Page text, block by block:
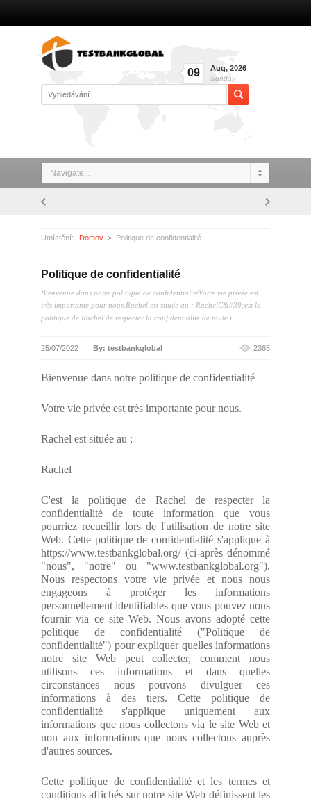
09 Aug, 2026
Sunday
Navigate...
Umístění: Domov Politique de confidentialité
Politique de confidentialité
Bienvenue dans notre politique de confidentialitéVotre vie privée est
très importante pour nous.Rachel est située au : RachelC&#39;est la
politique de Rachel de respecter la confidentialité de toute i...
25/07/2022 By: testbankglobal 2365
Bienvenue dans notre politique de confidentialité
Votre vie privée est très importante pour nous.
Rachel est située au :
Rachel
C'est la politique de Rachel de respecter la
confidentialité de toute information que vous
pourriez recueillir lors de l'utilisation de notre site
Web. Cette politique de confidentialité s'applique à
https://www.testbankglobal.org/ (ci-après dénommé
"nous", "notre" ou "www.testbankglobal.org").
Nous respectons votre vie privée et nous nous
engageons à protéger les informations
personnellement identifiables que vous pouvez nous
fournir via ce site Web. Nous avons adopté cette
politique de confidentialité ("Politique de
confidentialité") pour expliquer quelles informations
notre site Web peut collecter, comment nous
utilisons ces informations et dans quelles
circonstances nous pouvons divulguer ces
informations à des tiers. Cette politique de
confidentialité s'applique uniquement aux
informations que nous collectons via le site Web et
non aux informations que nous collectons auprès
d'autres sources.
Cette politique de confidentialité et les termes et
conditions affichés sur notre site Web définissent les